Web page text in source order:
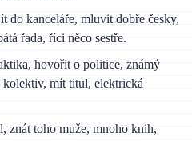
do kanceláře, mluvit dobře česky,
řada, říci něco sestře.
hovořit o politice, známý
mít titul, elektrická
znát toho muže, mnoho knih,